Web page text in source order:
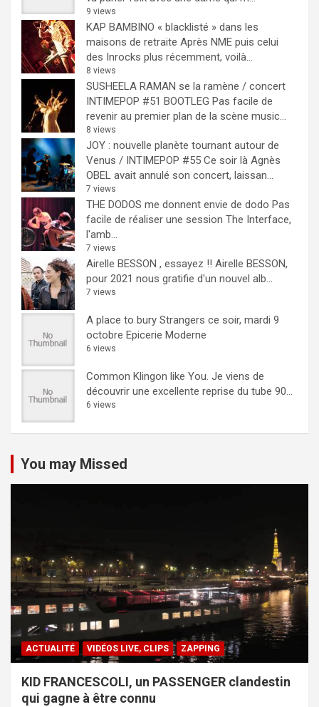
9 views
KAP BAMBINO « blacklisté » dans les
maisons de retraite Après NME puis celui
des Inrocks plus récemment, voilà...
8 views
SUSHEELA RAMAN se la ramène / concert
INTIMEPOP #51 BOOTLEG Pas facile de
revenir au premier plan de la scène music...
8 views
JOY : nouvelle planète tournant autour de
Venus / INTIMEPOP #55 Ce soir là Agnès
OBEL avait annulé son concert, laissan...
7 views
THE DODOS me donnent envie de dodo Pas
facile de réaliser une session The Interface,
l'amb...
7 views
Airelle BESSON , essayez !! Airelle BESSON,
pour 2021 nous gratifie d'un nouvel alb...
7 views
A place to bury Strangers ce soir, mardi 9
octobre Epicerie Moderne
6 views
Common Klingon like You. Je viens de
découvrir une excellente reprise du tube 90...
6 views
You may Missed
ACTUALITÉ VIDÉOS LIVE, CLIPS ZAPPING
KID FRANCESCOLI, un PASSENGER clandestin
qui gagne à être connu